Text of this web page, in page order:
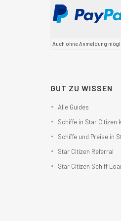
Auch ohne Anmeldung
GUT ZU WISSEN
Alle Guides
Schiffe in Star Citizen
Schiffe und Preise in
Star Citizen Referral
Star Citizen Schiff